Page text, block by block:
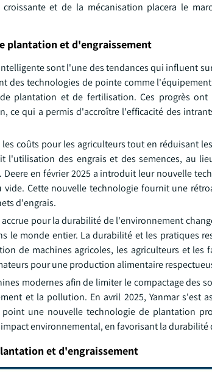
et de la mécanisation placera le
plantation et d'engraissement
sont l'une des tendances qui influent
des technologies de pointe comme
plantation et de fertilisation. Ces progrès
ce qui a permis d'accroître l'efficacité des
coûts pour les agriculteurs tout en réduisant
l'utilisation des engrais et des semences, au
en février 2025 a introduit leur nouvelle
Cette nouvelle technologie fournit une
d'engrais.
pour la durabilité de l'environnement
le monde entier. La durabilité et les pratiques
de machines agricoles, les agriculteurs et les
pour une production alimentaire
modernes afin de limiter le compactage des
et la pollution. En avril 2025, Yanmar s'est
une nouvelle technologie de plantation
environnemental, en favorisant la durabilité
et d'engraissement